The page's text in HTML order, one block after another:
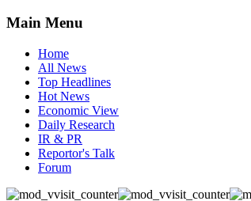
Main Menu
Home
All News
Top Headlines
Hot News
Economic View
Daily Research
IR & PR
Reportor's Talk
Forum